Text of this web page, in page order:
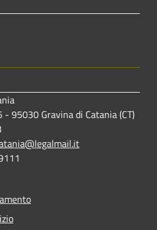
95030 Gravina di Catania (CT)